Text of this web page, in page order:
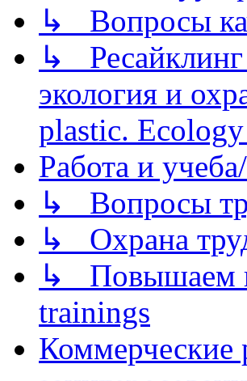
↳ Вопросы
↳ Ресайклинг
экология и
plastic.
Работа и
↳ Вопросы
↳ Охрана
↳ Повышаем
trainings
Коммерческие